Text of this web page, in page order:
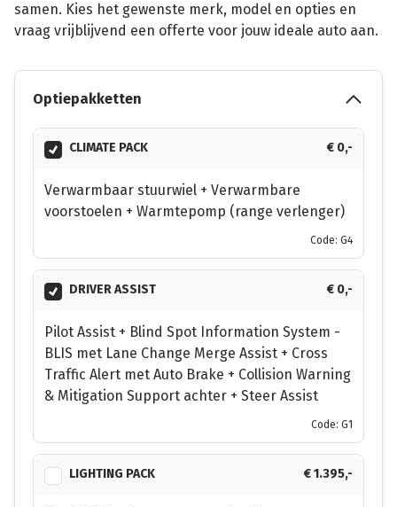
samen. Kies het gewenste merk, model en opties en
vraag vrijblijvend een offerte voor jouw ideale auto aan.
Optiepakketten
CLIMATE PACK € 0,-
Verwarmbaar stuurwiel + Verwarmbare
voorstoelen + Warmtepomp (range verlenger)
Code: G4
DRIVER ASSIST € 0,-
Pilot Assist + Blind Spot Information System -
BLIS met Lane Change Merge Assist + Cross
Traffic Alert met Auto Brake + Collision Warning
& Mitigation Support achter + Steer Assist
Code: G1
LIGHTING PACK € 1.395,-